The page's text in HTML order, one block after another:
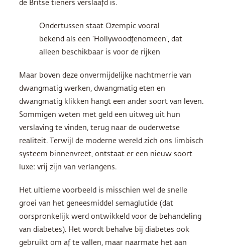
de Britse tieners verslaafd is.
Ondertussen staat Ozempic vooral
bekend als een ‘Hollywoodfenomeen’, dat
alleen beschikbaar is voor de rijken
Maar boven deze onvermijdelijke nachtmerrie van
dwangmatig werken, dwangmatig eten en
dwangmatig klikken hangt een ander soort van leven.
Sommigen weten met geld een uitweg uit hun
verslaving te vinden, terug naar de ouderwetse
realiteit. ­Terwijl de moderne wereld zich ons limbisch
systeem binnenvreet, ontstaat er een nieuw soort
luxe: vrij zijn van verlangens.
Het ultieme voorbeeld is misschien wel de snelle
groei van het geneesmiddel semaglutide (dat
oorspronkelijk werd ontwikkeld voor de behandeling
van diabetes). Het wordt behalve bij diabetes ook
gebruikt om af te vallen, maar naarmate het aan